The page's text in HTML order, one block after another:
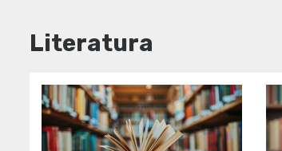
Literatura